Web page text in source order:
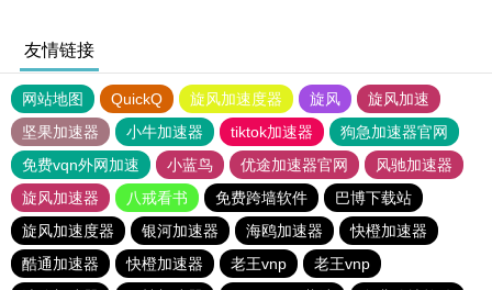
友情链接
网站地图 QuickQ 旋风加速度器 旋风
旋风加速
坚果加速器
小牛加速器 tiktok加速器
狗急加速器官网
免费vqn外网加速
小蓝鸟 优途加速器官网
风驰加速器
旋风加速器
八戒看书 免费跨墙软件
巴博下载站
旋风加速度器
银河加速器 海鸥加速器
快橙加速器
酷通加速器
快橙加速器 老王vnp
老王vnp